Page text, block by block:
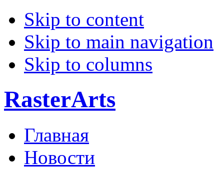
Skip to content
Skip to main navigation
Skip to columns
RasterArts
Главная
Новости